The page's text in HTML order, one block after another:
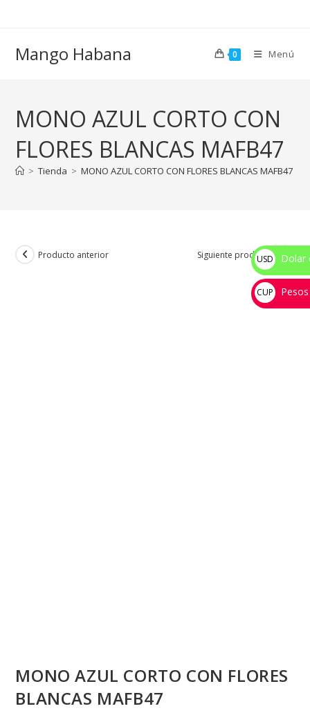
Mango Habana 0 Menú
MONO AZUL CORTO CON
FLORES BLANCAS MAFB47
> Tienda > MONO AZUL CORTO CON FLORES BLANCAS MAFB47
Producto anterior Siguiente producto
MONO AZUL CORTO CON FLORES
BLANCAS MAFB47
USD
$
Dolar
CUP
💰
Pesos